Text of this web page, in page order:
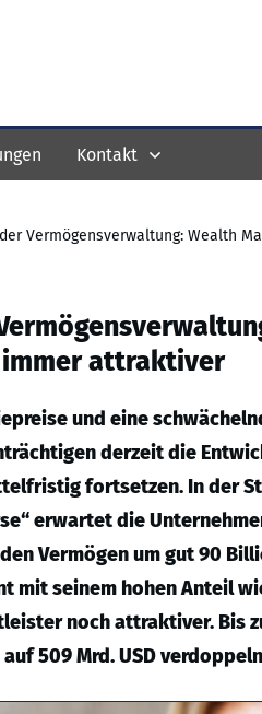
Kontakt
attraktiver
und eine
derzeit die
fortsetzen. In der
erwartet die
Vermögen um gut 90
mit seinem hohen Anteil
noch attraktiver. Bis
509 Mrd. USD